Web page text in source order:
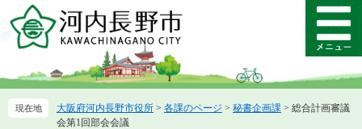
ー
先
ニ
を
メ
ニ
ー
大阪府河内長野市役所 > 各課のページ > 秘書企画課 > 総合計画審議
会第1回部会会議